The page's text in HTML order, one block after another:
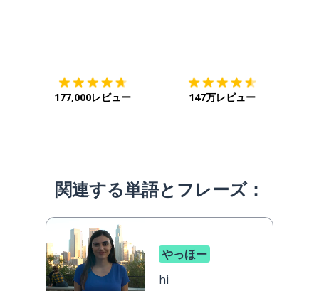
177,000レビュー 147万レビュー
関連する単語とフレーズ：
やっほー
hi